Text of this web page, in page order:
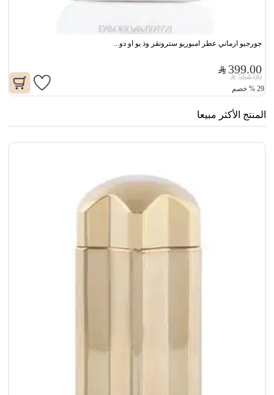
جورجيو ارماني عطر امبوريو سترونقر وذ يو او دو...
399.00
564.00
29
% خصم
المنتج الأكثر مبيعا